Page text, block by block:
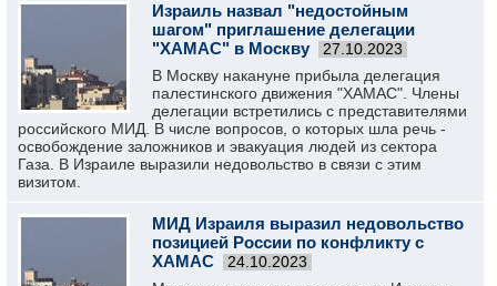
Израиль назвал "недостойным
шагом" приглашение делегации
"ХАМАС" в Москву
27.10.2023
В Москву накануне прибыла делегация
палестинского движения "ХАМАС". Члены
делегации встретились с представителями
российского МИД. В числе вопросов, о которых шла речь -
освобождение заложников и эвакуация людей из сектора
Газа. В Израиле выразили недовольство в связи с этим
визитом.
МИД Израиля выразил недовольство
позицией России по конфликту с
ХАМАС
24.10.2023